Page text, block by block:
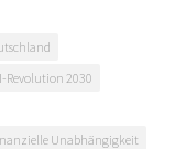
Revolution 2030
Unabhängigkeit